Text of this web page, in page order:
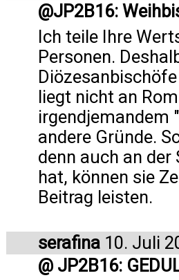
@JP2B16:
Ich teile Ihre
Personen.
liegt nicht an
irgendjemandem
andere Gründe.
denn auch an
hat, können sie
Beitrag leisten.
serafina 10. Juli
@ JP2B16: